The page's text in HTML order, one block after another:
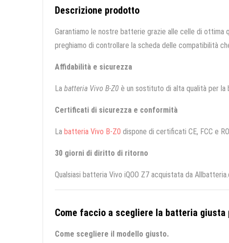
Descrizione prodotto
Garantiamo le nostre batterie grazie alle celle di ottima
preghiamo di controllare la scheda delle compatibilità
Affidabilità e sicurezza
La batteria Vivo B-Z0 è un sostituto di alta qualità per
Certificati di sicurezza e conformità
La batteria Vivo B-Z0 dispone di certificati CE, FCC e
30 giorni di diritto di ritorno
Qualsiasi batteria Vivo iQOO Z7 acquistata da
Come faccio a scegliere la batteria
Come scegliere il modello giusto.